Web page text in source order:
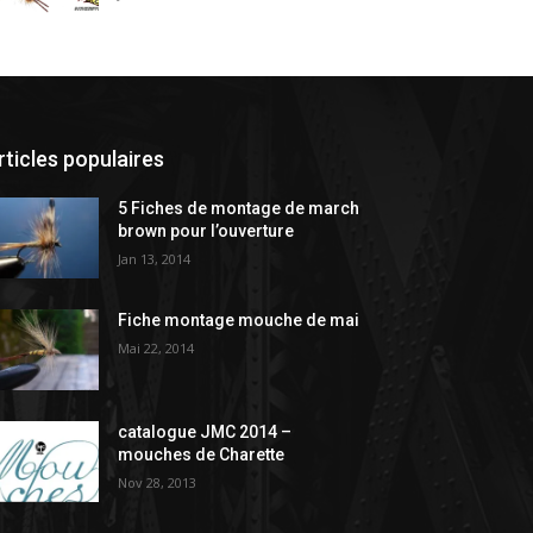
populaires
5 Fiches de montage de march
brown pour l’ouverture
Jan 13, 2014
Fiche montage mouche de mai
Mai 22, 2014
catalogue JMC 2014 –
mouches de Charette
Nov 28, 2013